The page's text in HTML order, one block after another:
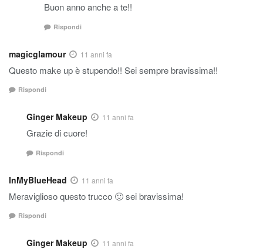
Buon anno anche a te!!
Rispondi
magicglamour 11 anni fa
Questo make up è stupendo!! Sei sempre bravissima!!
Rispondi
Ginger Makeup 11 anni fa
Grazie di cuore!
Rispondi
InMyBlueHead 11 anni fa
Meraviglioso questo trucco 🙂 sei bravissima!
Rispondi
Ginger Makeup 11 anni fa